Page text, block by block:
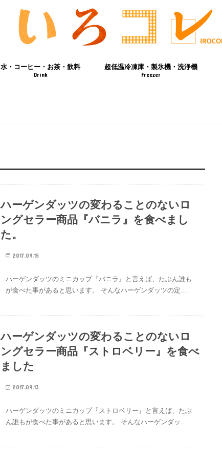
水・コーヒー・お茶・飲料
Drink
超低温冷凍庫・製氷機・洗浄機
Freezer
ハーゲンダッツの変わることのないロ
ングセラー商品『バニラ』を食べまし
た。
2017.09.15
ハーゲンダッツのミニカップ『バニラ』と言えば、たぶん誰も
が食べた事があると思います。 そんなハーゲンダッツの定…
ハーゲンダッツの変わることのないロ
ングセラー商品『ストロベリー』を食べ
ました
2017.09.13
ハーゲンダッツのミニカップ『ストロベリー』と言えば、たぶ
ん誰もが食べた事があると思います。 そんなハーゲンダッ…